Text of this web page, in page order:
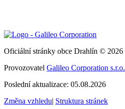
Oficiální stránky obce Drahlín © 2026
Provozovatel Galileo Corporation s.r.o.
Poslední aktualizace: 05.08.2026
Změna vzhledu| Struktura stránek